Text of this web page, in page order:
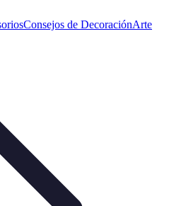
Consejos de DecoraciónArte